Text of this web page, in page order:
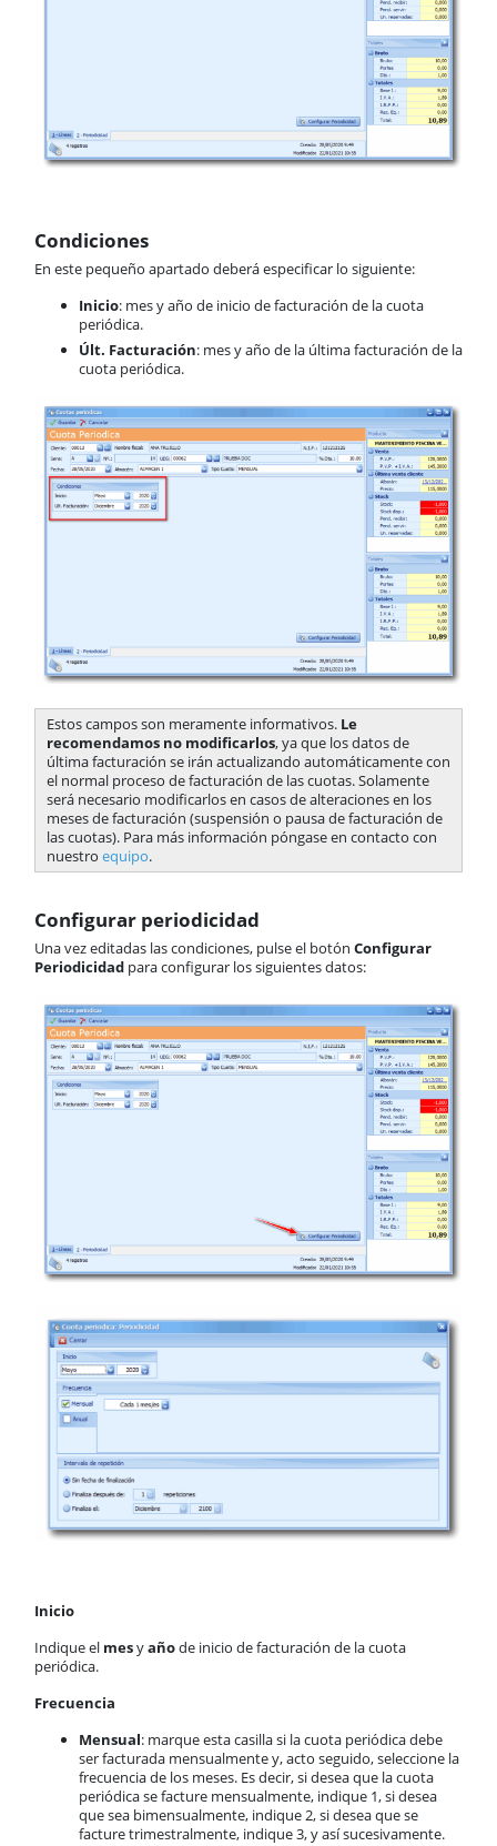
Condiciones
En este pequeño apartado deberá especificar lo siguiente:
Inicio: mes y año de inicio de facturación de la cuota
periódica.
Últ. Facturación: mes y año de la última facturación de la
cuota periódica.
Estos campos son meramente informativos. Le
recomendamos no modificarlos, ya que los datos de
última facturación se irán actualizando automáticamente con
el normal proceso de facturación de las cuotas. Solamente
será necesario modificarlos en casos de alteraciones en los
meses de facturación (suspensión o pausa de facturación de
las cuotas). Para más información póngase en contacto con
nuestro equipo.
Configurar periodicidad
Una vez editadas las condiciones, pulse el botón Configurar
Periodicidad para configurar los siguientes datos:
Inicio
Indique el mesyañode inicio de facturación de la cuota
periódica.
Frecuencia
Mensual: marque esta casilla si la cuota periódica debe
ser facturada mensualmente y, acto seguido, seleccione la
frecuencia de los meses. Es decir, si desea que la cuota
periódica se facture mensualmente, indique 1, si desea
que sea bimensualmente, indique 2, si desea que se
facture trimestralmente, indique 3, y así sucesivamente.